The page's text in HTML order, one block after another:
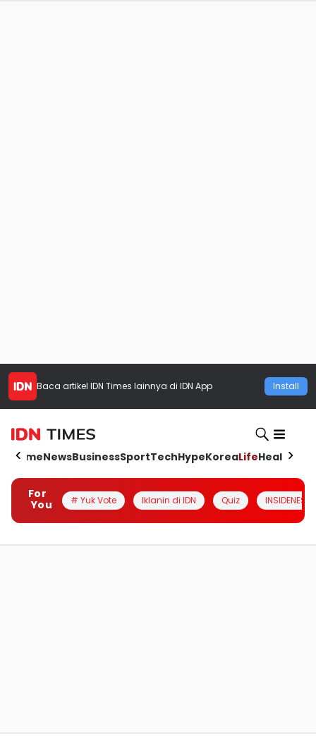
Baca artikel IDN Times lainnya di IDN App Install
HomeNewsBusinessSportTechHypeKoreaLifeHealth
For
You
# Yuk Vote Iklanin di IDN Quiz INSIDENESIA